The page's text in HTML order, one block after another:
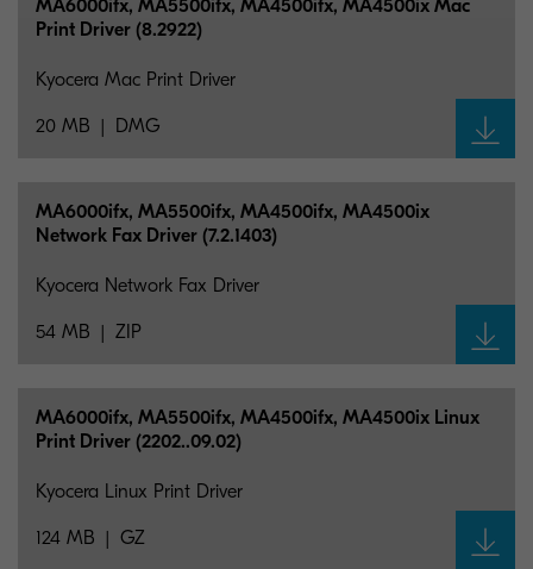
MA6000ifx, MA5500ifx, MA4500ifx, MA4500ix Mac
Print Driver (8.2922)
20 MB DMG
Kyocera Mac Print Driver
MA6000ifx, MA5500ifx, MA4500ifx, MA4500ix
Network Fax Driver (7.2.1403)
54 MB ZIP
Kyocera Network Fax Driver
MA6000ifx, MA5500ifx, MA4500ifx, MA4500ix Linux
Print Driver (2202..09.02)
124 MB GZ
Kyocera Linux Print Driver